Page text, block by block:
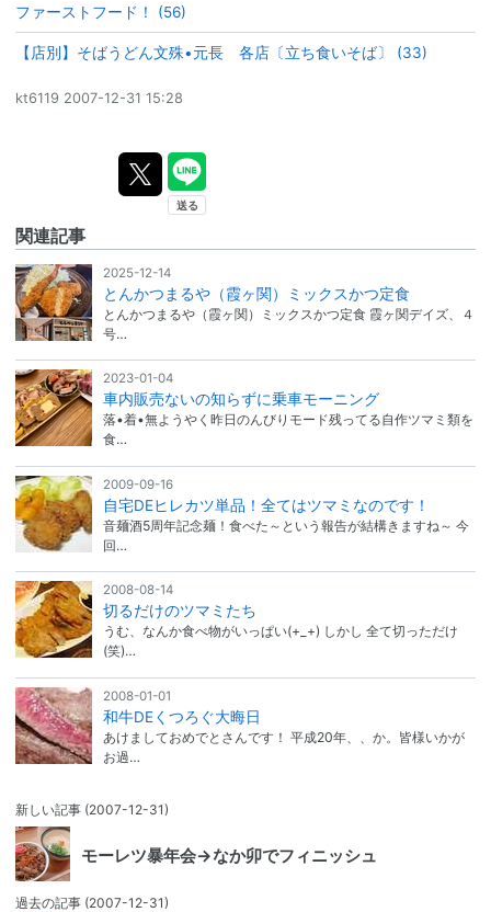
ファーストフード！ (56)
【店別】そばうどん文殊•元長 各店〔立ち食いそば〕 (33)
kt6119 2007-12-31 15:28
関連記事
2025-12-14
とんかつまるや（霞ヶ関）ミックスかつ定食
とんかつまるや（霞ヶ関）ミックスかつ定食 霞ヶ関デイズ、４
号…
2023-01-04
車内販売ないの知らずに乗車モーニング
落•着•無ようやく昨日のんびりモード残ってる自作ツマミ類を
食…
2009-09-16
自宅DEヒレカツ単品！全てはツマミなのです！
音麺酒5周年記念麺！食べた～という報告が結構きますね～ 今
回…
2008-08-14
切るだけのツマミたち
うむ、なんか食べ物がいっぱい(+_+) しかし 全て切っただけ
(笑)…
2008-01-01
和牛DEくつろぐ大晦日
あけましておめでとさんです！ 平成20年、、か。皆様いかが
お過…
新しい記事 (2007-12-31)
モーレツ暴年会→なか卯でフィニッシュ
過去の記事 (2007-12-31)